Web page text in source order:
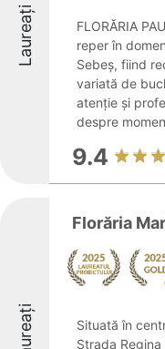
Laureați
FLORĂRIA
reper în
Sebeș, fiind
variată de
atenție și
despre
9.4
Laureați
Florăria
Situată în
Strada